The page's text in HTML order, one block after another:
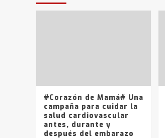
#Corazón de Mamá# Una
campaña para cuidar la
salud cardiovascular
antes, durante y
después del embarazo